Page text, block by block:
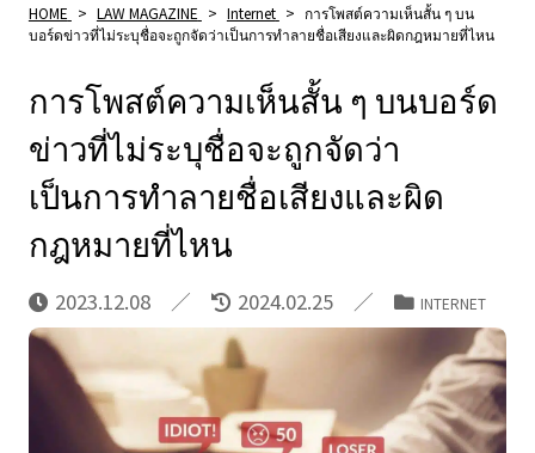
HOME > LAW MAGAZINE > Internet > การโพสต์ความเห็นสั้น ๆ บน
บอร์ดข่าวที่ไม่ระบุชื่อจะถูกจัดว่าเป็นการทำลายชื่อเสียงและผิดกฎหมายที่ไหน
การโพสต์ความเห็นสั้น ๆ บนบอร์ด
ข่าวที่ไม่ระบุชื่อจะถูกจัดว่า
เป็นการทำลายชื่อเสียงและผิด
กฎหมายที่ไหน
2023.12.08 2024.02.25 INTERNET